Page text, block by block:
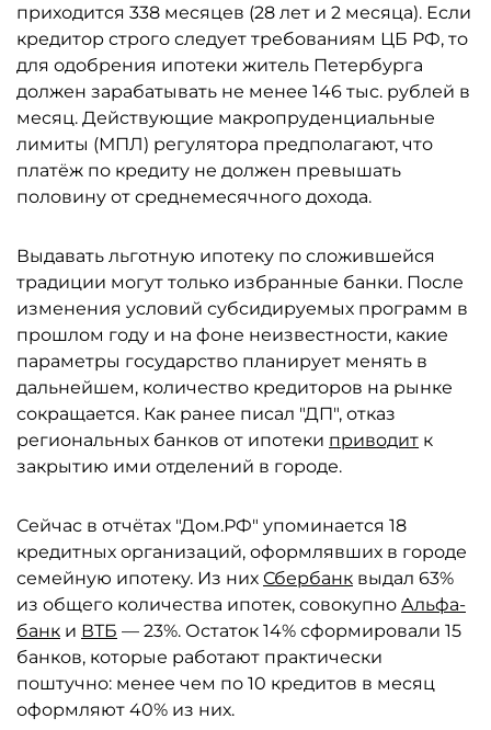
приходится 338 месяцев (28 лет и 2 месяца). Если
кредитор строго следует требованиям ЦБ РФ, то
для одобрения ипотеки житель Петербурга
должен зарабатывать не менее 146 тыс. рублей в
месяц. Действующие макропруденциальные
лимиты (МПЛ) регулятора предполагают, что
платёж по кредиту не должен превышать
половину от среднемесячного дохода.
Выдавать льготную ипотеку по сложившейся
традиции могут только избранные банки. После
изменения условий субсидируемых программ в
прошлом году и на фоне неизвестности, какие
параметры государство планирует менять в
дальнейшем, количество кредиторов на рынке
сокращается. Как ранее писал "ДП", отказ
региональных банков от ипотеки приводит к
закрытию ими отделений в городе.
Сейчас в отчётах "Дом.РФ" упоминается 18
кредитных организаций, оформлявших в городе
семейную ипотеку. Из них Сбербанк выдал 63%
из общего количества ипотек, совокупно Альфа-
банк и ВТБ — 23%. Остаток 14% сформировали 15
банков, которые работают практически
поштучно: менее чем по 10 кредитов в месяц
оформляют 40% из них.